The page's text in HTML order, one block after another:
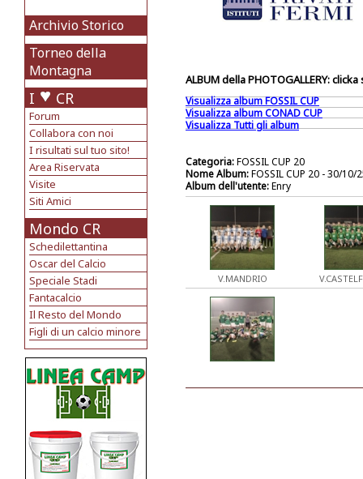
Archivio Storico
Torneo della
Montagna
I CR
Forum
Collabora con noi
I risultati sul tuo sito!
Area Riservata
Visite
Siti Amici
Mondo CR
Schedilettantina
Oscar del Calcio
Speciale Stadi
Fantacalcio
Il Resto del Mondo
Figli di un calcio minore
ALBUM della PHOTOGALLERY:
Visualizza album FOSSIL CUP
Visualizza album CONAD CUP
Visualizza Tutti gli album
Categoria:FOSSIL CUP 20
Nome Album:FOSSIL CUP 20 - 30/10/
Album dell'utente:Enry
V.MANDRIO